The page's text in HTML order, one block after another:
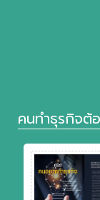
คนทำธุรกิจต้